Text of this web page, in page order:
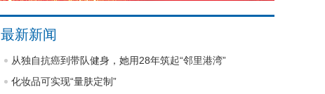
最新新闻
从独自抗癌到带队健身，她用28年筑起“邻里港湾”
化妆品可实现“量肤定制”